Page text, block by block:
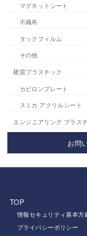
マグネットシート
不織布
タックフィルム
その他
硬質プラスチック
カピロンプレート
スミカ アクリルシート
エンジニアリング プラス
お問
TOP
情報セキュリティ基本方
プライバシーポリシー